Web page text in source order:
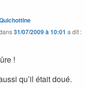
31/07/2009 à 10:01 a dit :
!
qu’il était doué.